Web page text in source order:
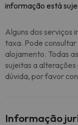
informação está
Alguns dos serviços
taxa. Pode
alojamento. Todas
sujeitas a
dúvida, por favor
Informação